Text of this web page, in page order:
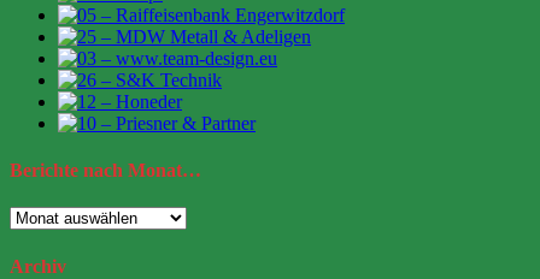
Berichte nach Monat…
Berichte
Monat…
Archiv